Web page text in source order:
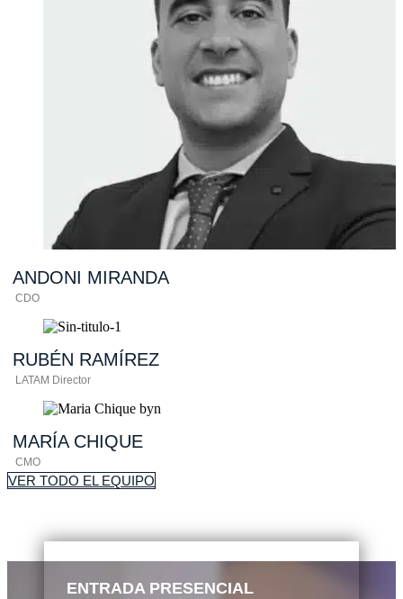
ANDONI MIRANDA
CDO
RUBÉN RAMÍREZ
LATAM Director
MARÍACHIQUE
CMO
VER TODO EL EQUIPO
ENTRADA PRESENCIAL